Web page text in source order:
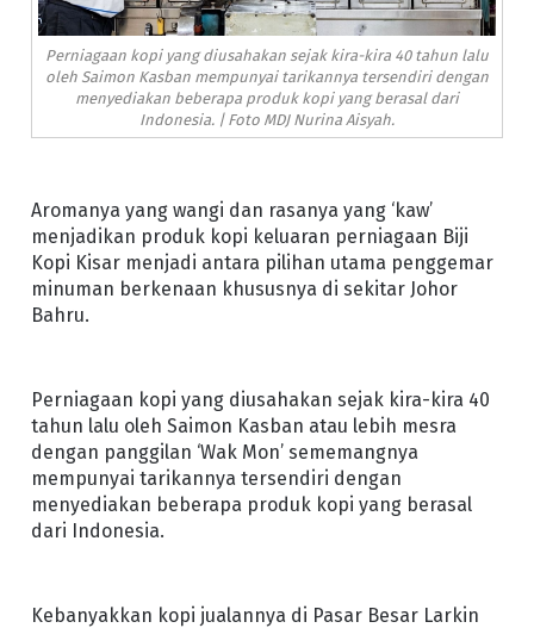
Perniagaan kopi yang diusahakan sejak kira-kira 40 tahun lalu
oleh Saimon Kasban mempunyai tarikannya tersendiri dengan
menyediakan beberapa produk kopi yang berasal dari
Indonesia. | Foto MDJ Nurina Aisyah.
Aromanya yang wangi dan rasanya yang ‘kaw’
menjadikan produk kopi keluaran perniagaan Biji
Kopi Kisar menjadi antara pilihan utama penggemar
minuman berkenaan khususnya di sekitar Johor
Bahru.
Perniagaan kopi yang diusahakan sejak kira-kira 40
tahun lalu oleh Saimon Kasban atau lebih mesra
dengan panggilan ‘Wak Mon’ sememangnya
mempunyai tarikannya tersendiri dengan
menyediakan beberapa produk kopi yang berasal
dari Indonesia.
Kebanyakkan kopi jualannya di Pasar Besar Larkin